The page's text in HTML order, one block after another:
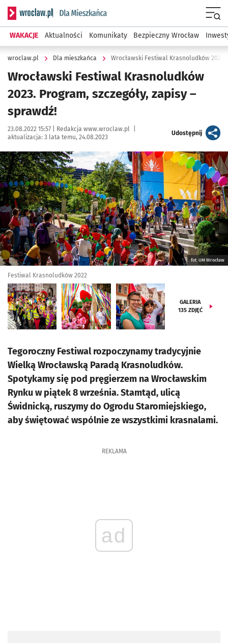
Serwis informacyjny wroclaw.pl podserwis: Dla mieszkańca
WAKACJE Aktualności Komunikaty Bezpieczny Wrocław
wroclaw.pl Dla mieszkańca Wrocławski Festiwal Krasnoludków 2023.
Wrocławski Festiwal Krasnoludków
2023. Program, szczegóły, zapisy –
sprawdź!
Data publikacji:
23.08.2022 15:57 | Autor:
Redakcja www.wroclaw.pl
aktualizacja: 3 lata temu, 24.08.2023
Udostępnijartykuł
Kliknij, aby zobaczyć galerię
Kliknij, aby powiększyć
fot. UM Wrocław
Festiwal Krasnoludków 2022
GALERIA
135 ZDJĘĆ
Tegoroczny Festiwal rozpoczynamy tradycyjnie
Wielką Wrocławską Paradą Krasnoludków.
Spotykamy się pod pręgierzem na Wrocławskim
Rynku w piątek 8 września. Stamtąd, ulicą
Świdnicką, ruszymy do Ogrodu Staromiejskiego,
aby świętować wspólnie ze wszystkimi krasnalami.
REKLAMA
ad